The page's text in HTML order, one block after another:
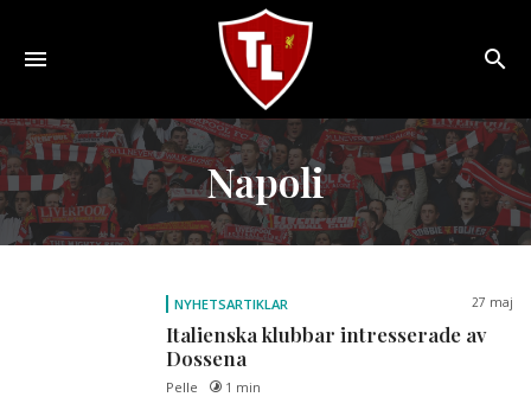
Sveriges
största
Liverpool
online
magazine!
Napoli
NYHETSARTIKLAR 27 maj
Italienska klubbar intresserade av
Dossena
Pelle 1 min